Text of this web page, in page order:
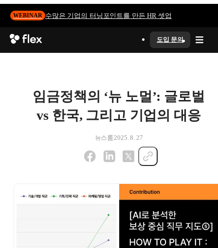
WEBINAR 수많은 기업의 터닝포인트를 만든 HR 셋업
도입 문의
임금정책의 ‘뉴 노멀’: 글로벌
vs 한국, 그리고 기업의 대응
뉴스룸 2025. 8. 27